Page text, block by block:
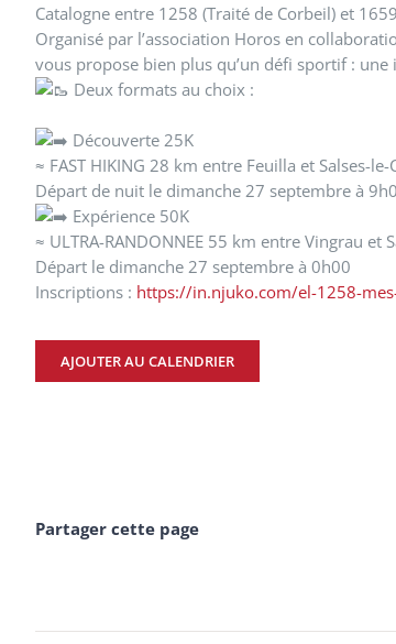
Catalogne entre 1258 (Traité de Corbeil) et
Organisé par l’association Horos en
vous propose bien plus qu’un défi sportif :
Deux formats au choix :
Découverte 25K
≈ FAST HIKING 28 km entre Feuilla et Salses-le-
Départ de nuit le dimanche 27 septembre à
Expérience 50K
≈ ULTRA-RANDONNEE 55 km entre Vingrau et
Départ le dimanche 27 septembre à 0h00
Inscriptions : https://in.njuko.com/el-1258-
AJOUTER AU CALENDRIER
Partager cette page